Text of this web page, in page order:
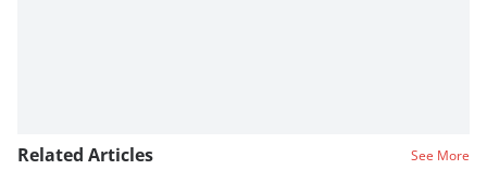
Related Articles See More